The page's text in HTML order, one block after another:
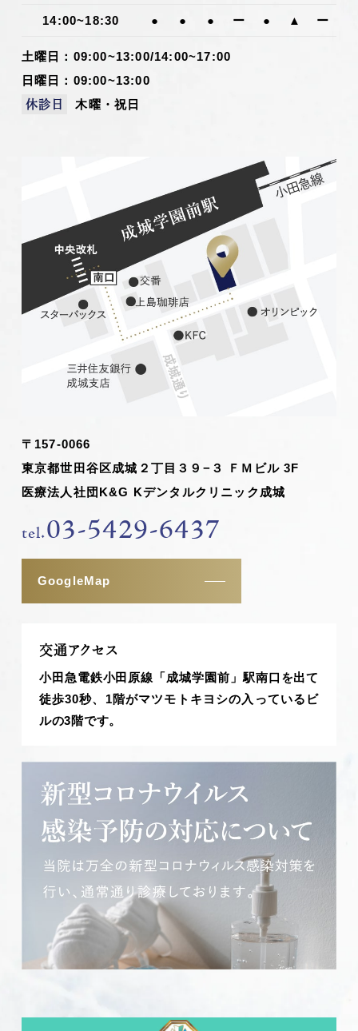
14:00~18:30 ● ● ● ー ● ▲ ー
土曜日：09:00~13:00/14:00~17:00
日曜日：09:00~13:00
休診日 木曜・祝日
〒157-0066
東京都世田谷区成城２丁目３９−３ ＦＭビル 3F
医療法人社団K&G Kデンタルクリニック成城
tel.03-5429-6437
GoogleMap
交通アクセス
小田急電鉄小田原線「成城学園前」駅南口を出て
徒歩30秒、1階がマツモトキヨシの入っているビ
ルの3階です。